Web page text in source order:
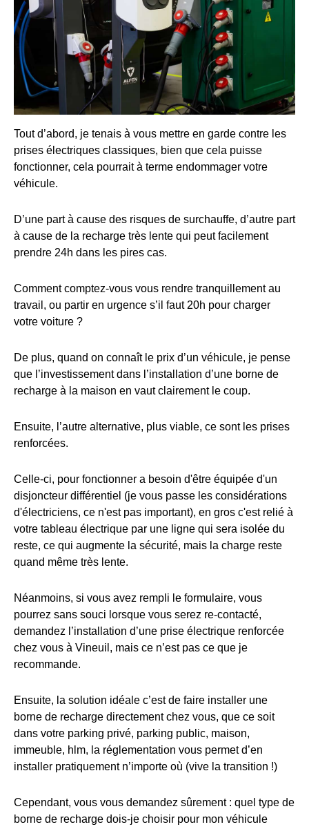
Tout d’abord, je tenais à vous mettre en garde contre les
prises électriques classiques, bien que cela puisse
fonctionner, cela pourrait à terme endommager votre
véhicule.
D’une part à cause des risques de surchauffe, d’autre part
à cause de la recharge très lente qui peut facilement
prendre 24h dans les pires cas.
Comment comptez-vous vous rendre tranquillement au
travail, ou partir en urgence s’il faut 20h pour charger
votre voiture ?
De plus, quand on connaît le prix d’un véhicule, je pense
que l’investissement dans l’installation d’une borne de
recharge à la maison en vaut clairement le coup.
Ensuite, l’autre alternative, plus viable, ce sont les prises
renforcées.
Celle-ci, pour fonctionner a besoin d'être équipée d'un
disjoncteur différentiel (je vous passe les considérations
d'électriciens, ce n'est pas important), en gros c'est relié à
votre tableau électrique par une ligne qui sera isolée du
reste, ce qui augmente la sécurité, mais la charge reste
quand même très lente.
Néanmoins, si vous avez rempli le formulaire, vous
pourrez sans souci lorsque vous serez re-contacté,
demandez l’installation d’une prise électrique renforcée
chez vous à Vineuil, mais ce n’est pas ce que je
recommande.
Ensuite, la solution idéale c’est de faire installer une
borne de recharge directement chez vous, que ce soit
dans votre parking privé, parking public, maison,
immeuble, hlm, la réglementation vous permet d’en
installer pratiquement n’importe où (vive la transition !)
Cependant, vous vous demandez sûrement : quel type de
borne de recharge dois-je choisir pour mon véhicule